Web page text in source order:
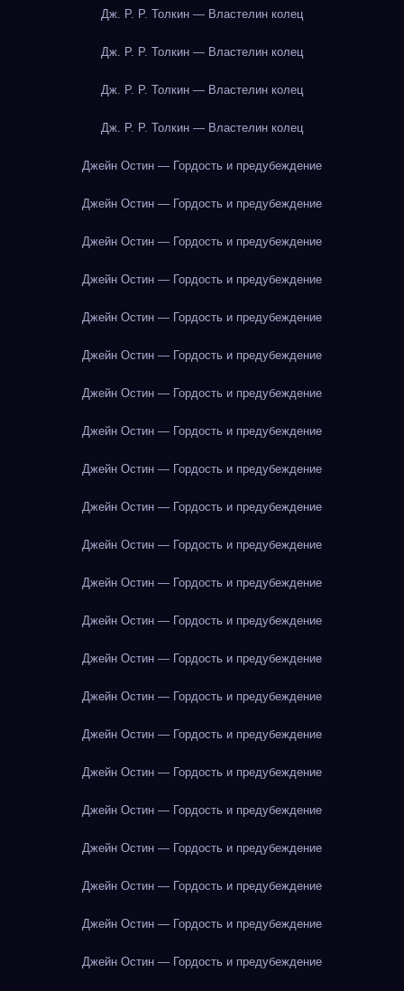
Дж. Р. Р. Толкин — Властелин колец
Дж. Р. Р. Толкин — Властелин колец
Дж. Р. Р. Толкин — Властелин колец
Дж. Р. Р. Толкин — Властелин колец
Джейн Остин — Гордость и предубеждение
Джейн Остин — Гордость и предубеждение
Джейн Остин — Гордость и предубеждение
Джейн Остин — Гордость и предубеждение
Джейн Остин — Гордость и предубеждение
Джейн Остин — Гордость и предубеждение
Джейн Остин — Гордость и предубеждение
Джейн Остин — Гордость и предубеждение
Джейн Остин — Гордость и предубеждение
Джейн Остин — Гордость и предубеждение
Джейн Остин — Гордость и предубеждение
Джейн Остин — Гордость и предубеждение
Джейн Остин — Гордость и предубеждение
Джейн Остин — Гордость и предубеждение
Джейн Остин — Гордость и предубеждение
Джейн Остин — Гордость и предубеждение
Джейн Остин — Гордость и предубеждение
Джейн Остин — Гордость и предубеждение
Джейн Остин — Гордость и предубеждение
Джейн Остин — Гордость и предубеждение
Джейн Остин — Гордость и предубеждение
Джейн Остин — Гордость и предубеждение